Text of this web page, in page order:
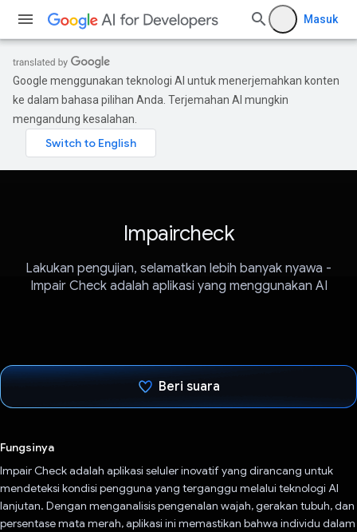
Masuk
Google menggunakan teknologi AI untuk menerjemahkan konten
ke dalam bahasa pilihan Anda. Terjemahan AI mungkin
mengandung kesalahan.
Impaircheck
Lakukan pengujian, selamatkan lebih banyak nyawa -
Impair Check adalah aplikasi yang menggunakan AI
Beri suara
Fungsinya
Impair Check adalah aplikasi seluler inovatif yang dirancang untuk
mendeteksi kondisi pengguna yang terganggu melalui teknologi AI
lanjutan. Dengan menganalisis pengenalan wajah, gerakan tubuh, dan
persentase mata merah, aplikasi ini memastikan bahwa individu dalam